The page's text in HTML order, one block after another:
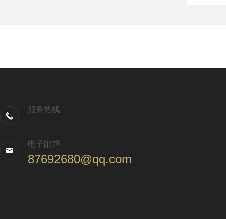
服务热线
电子邮箱
87692680@qq.com